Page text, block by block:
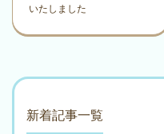
いたしました
新着記事一覧